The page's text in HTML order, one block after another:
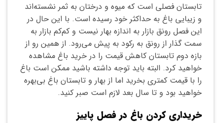
تابستان فصلی است که میوه و درختان به ثمر نشسته‌اند
و زیبایی باغ به حداکثر خود رسیده است. با این حال در
این فصل رونق بازار به اندازه بهار نیست و کم‌کم بازار به
سمت گذار از رونق به رکود به پیش می‌رود. از همین رو از
بازه دوم تابستان کاهش قیمت را در خرید باغ مشاهده
خواهید کرد. البته باید توجه داشته باشید ممکن است باغ
را با قیمت کمتری بخرید اما از بهار و تابستان باغ بی‌بهره
خواهید بود و تا سال بعد لازم است صبر کنید.
خریداری کردن باغ در فصل پاییز